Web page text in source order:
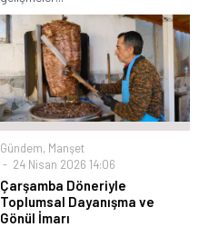
Gündem, Manşet
24 Nisan 2026 14:06
Çarşamba Döneriyle
Toplumsal Dayanışma ve
Gönül İmarı